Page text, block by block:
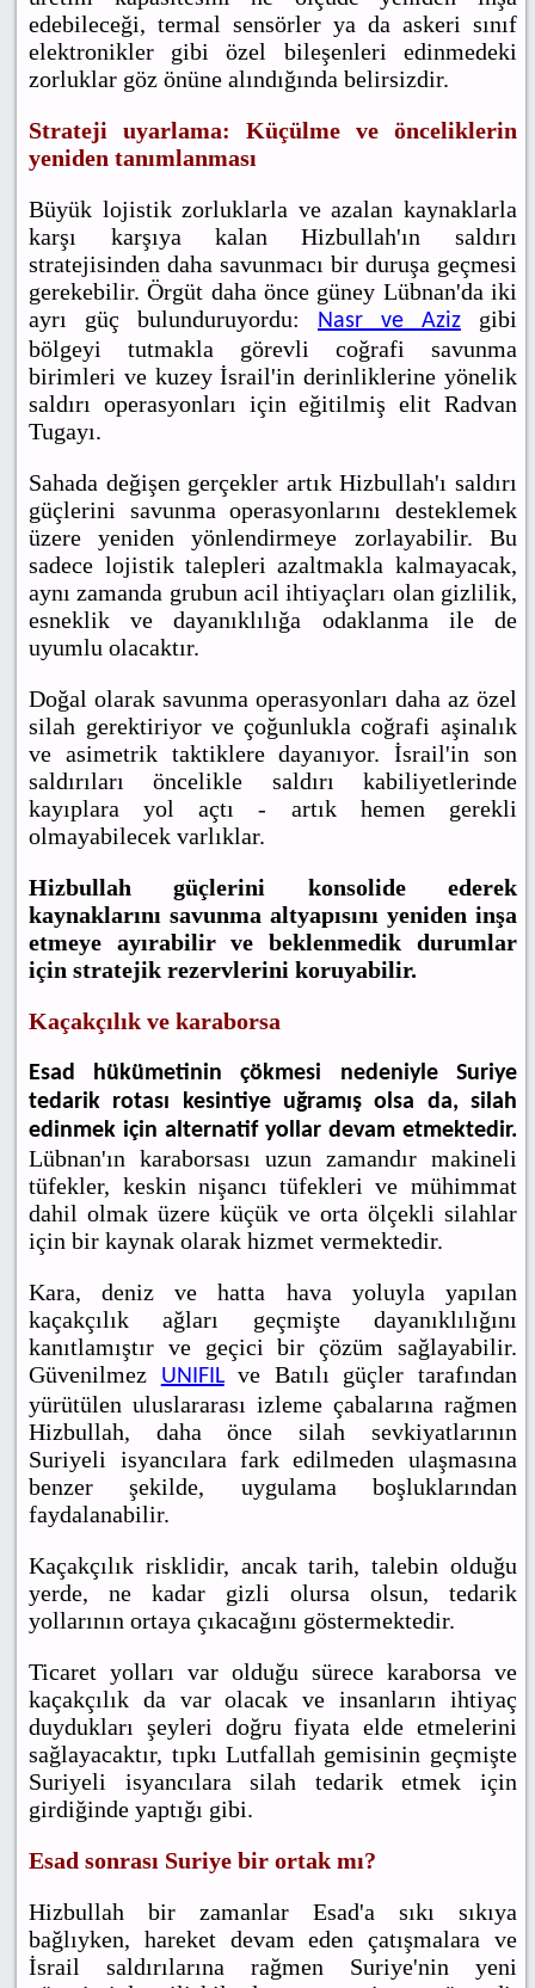
edebileceği, termal sensörler ya da askeri sınıf
elektronikler gibi özel bileşenleri edinmedeki
zorluklar göz önüne alındığında belirsizdir.
Strateji uyarlama: Küçülme ve önceliklerin
yeniden tanımlanması
Büyük lojistik zorluklarla ve azalan kaynaklarla
karşı karşıya kalan Hizbullah'ın saldırı
stratejisinden daha savunmacı bir duruşa geçmesi
gerekebilir. Örgüt daha önce güney Lübnan'da iki
ayrı güç bulunduruyordu:
Nasr ve Azizgibi
bölgeyi tutmakla görevli coğrafi savunma
birimleri ve kuzey İsrail'in derinliklerine yönelik
saldırı operasyonları için eğitilmiş elit Radvan
Tugayı.
Sahada değişen gerçekler artık Hizbullah'ı saldırı
güçlerini savunma operasyonlarını desteklemek
üzere yeniden yönlendirmeye zorlayabilir. Bu
sadece lojistik talepleri azaltmakla kalmayacak,
aynı zamanda grubun acil ihtiyaçları olan gizlilik,
esneklik ve dayanıklılığa odaklanma ile de
uyumlu olacaktır.
Doğal olarak savunma operasyonları daha az özel
silah gerektiriyor ve çoğunlukla coğrafi aşinalık
ve asimetrik taktiklere dayanıyor. İsrail'in son
saldırıları öncelikle saldırı kabiliyetlerinde
kayıplara yol açtı - artık hemen gerekli
olmayabilecek varlıklar.
Hizbullah güçlerini konsolide ederek
kaynaklarını savunma altyapısını yeniden inşa
etmeye ayırabilir ve beklenmedik durumlar
için stratejik rezervlerini koruyabilir.
Kaçakçılık ve karaborsa
Esad hükümetinin çökmesi nedeniyle Suriye
tedarik rotası kesintiye uğramış olsa da, silah
edinmek için alternatif yollar devam etmektedir.
Lübnan'ın karaborsası uzun zamandır makineli
tüfekler, keskin nişancı tüfekleri ve mühimmat
dahil olmak üzere küçük ve orta ölçekli silahlar
için bir kaynak olarak hizmet vermektedir.
Kara, deniz ve hatta hava yoluyla yapılan
kaçakçılık ağları geçmişte dayanıklılığını
kanıtlamıştır ve geçici bir çözüm sağlayabilir.
Güvenilmez
UNIFILve Batılı güçler tarafından
yürütülen uluslararası izleme çabalarına rağmen
Hizbullah, daha önce silah sevkiyatlarının
Suriyeli isyancılara fark edilmeden ulaşmasına
benzer şekilde, uygulama boşluklarından
faydalanabilir.
Kaçakçılık risklidir, ancak tarih, talebin olduğu
yerde, ne kadar gizli olursa olsun, tedarik
yollarının ortaya çıkacağını göstermektedir.
Ticaret yolları var olduğu sürece karaborsa ve
kaçakçılık da var olacak ve insanların ihtiyaç
duydukları şeyleri doğru fiyata elde etmelerini
sağlayacaktır, tıpkı Lutfallah gemisinin geçmişte
Suriyeli isyancılara silah tedarik etmek için
girdiğinde yaptığı gibi.
Esad sonrası Suriye bir ortak mı?
Hizbullah bir zamanlar Esad'a sıkı sıkıya
bağlıyken, hareket devam eden çatışmalara ve
İsrail saldırılarına rağmen Suriye'nin yeni